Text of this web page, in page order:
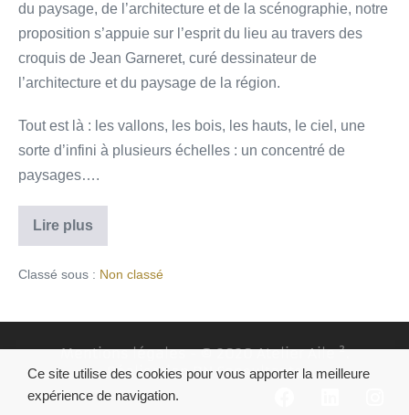
du paysage, de l’architecture et de la scénographie, notre
proposition s’appuie sur l’esprit du lieu au travers des
croquis de Jean Garneret, curé dessinateur de
l’architecture et du paysage de la région.
Tout est là : les vallons, les bois, les hauts, le ciel, une
sorte d’infini à plusieurs échelles : un concentré de
paysages….
Lire plus
Classé sous : Non classé
Mentions légales- © 2020 Atelier Aile ².
RéalisationDN Consultants
Ce site utilise des cookies pour vous apporter la meilleure
expérience de navigation.